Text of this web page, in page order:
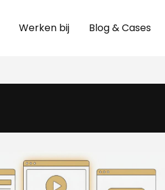
Werken bij Blog & Cases